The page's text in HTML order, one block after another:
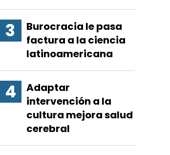
Burocracia le pasa
factura a la ciencia
latinoamericana
Adaptar
intervención a la
cultura mejora salud
cerebral